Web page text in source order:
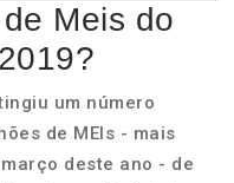
Meis do
um número
de MEIs - mais
deste ano - de